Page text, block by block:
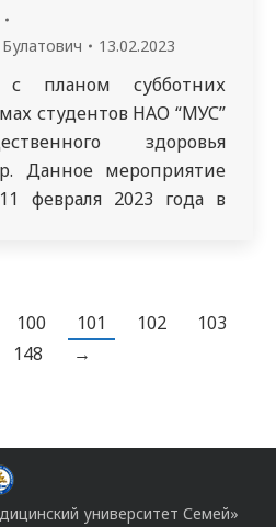
13.02.2023
с планом субботних
студентов НАО “МУС”
здоровья
Данное мероприятие
февраля 2023 года в
о правильном
студентов,
100 101 102
103
148 →
университет Семей»